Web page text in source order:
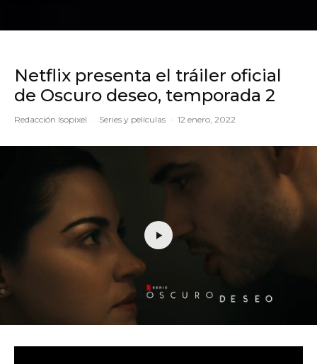
Netflix presenta el tráiler oficial
de Oscuro deseo, temporada 2
Redacción Isopixel · Series y películas · 12 enero, 2022